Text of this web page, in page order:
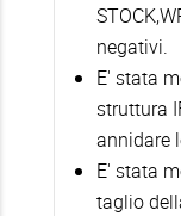
negativi.
E' stata
struttura
annidare
E' stata
taglio